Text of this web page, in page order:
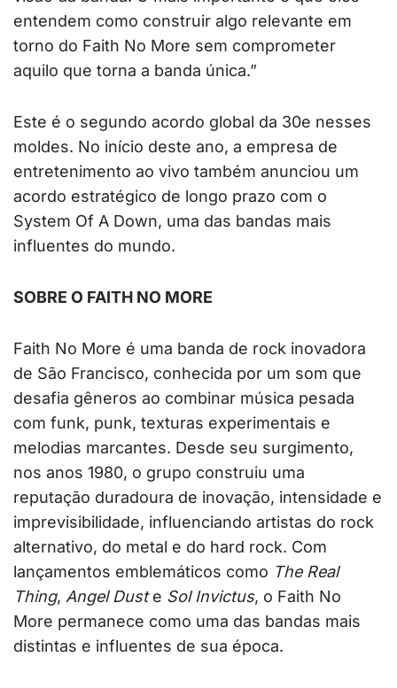
entendem como construir algo relevante em
torno do Faith No More sem comprometer
aquilo que torna a banda única.”
Este é o segundo acordo global da 30e nesses
moldes. No início deste ano, a empresa de
entretenimento ao vivo também anunciou um
acordo estratégico de longo prazo com o
System Of A Down, uma das bandas mais
influentes do mundo.
SOBRE O FAITH NO MORE
Faith No More é uma banda de rock inovadora
de São Francisco, conhecida por um som que
desafia gêneros ao combinar música pesada
com funk, punk, texturas experimentais e
melodias marcantes. Desde seu surgimento,
nos anos 1980, o grupo construiu uma
reputação duradoura de inovação, intensidade e
imprevisibilidade, influenciando artistas do rock
alternativo, do metal e do hard rock. Com
lançamentos emblemáticos como The Real
Thing, Angel Duste Sol Invictus, o Faith No
More permanece como uma das bandas mais
distintas e influentes de sua época.